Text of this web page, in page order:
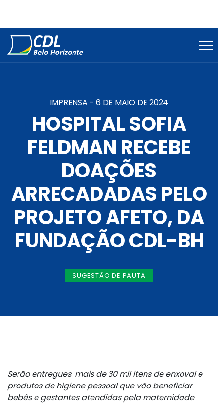
IMPRENSA - 6 DE MAIO DE 2024
HOSPITAL SOFIA
FELDMAN RECEBE
DOAÇÕES
ARRECADADAS PELO
PROJETO AFETO, DA
FUNDAÇÃO CDL-BH
SUGESTÃO DE PAUTA
Serão entregues mais de 30 mil itens de enxoval e
produtos de higiene pessoal que vão beneficiar
bebês e gestantes atendidas pela maternidade